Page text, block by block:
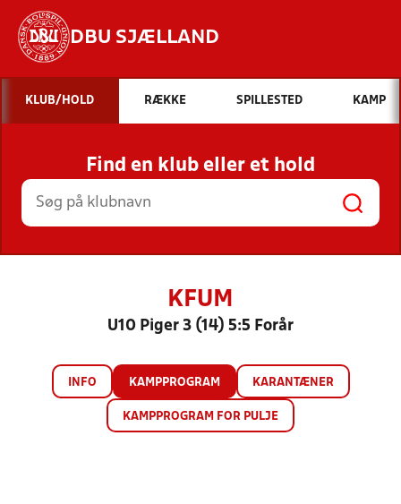
DBU SJÆLLAND
Hvad vil du søge efter?
INDHOLD OG NYHEDER
STILLINGER, RESULTATER, KLUBBER OG
HOLD
KLUB/HOLD RÆKKE SPILLESTED KAMP
Find en klub eller et hold
KFUM
U10 Piger 3 (14) 5:5 Forår
INFO KAMPPROGRAM KARANTÆNER
KAMPPROGRAM FOR PULJE